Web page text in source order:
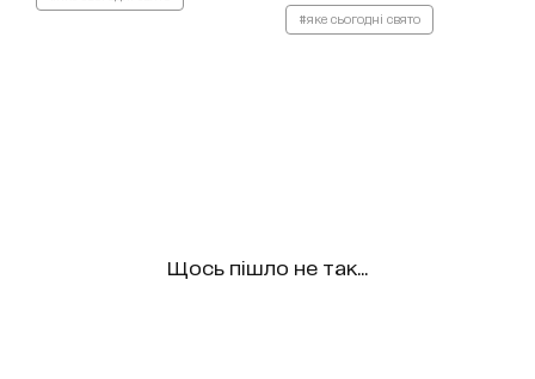
#яке сьогодні свято
Щось пішло не так...